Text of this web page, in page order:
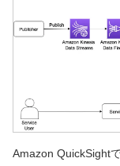
Amazon QuickSight